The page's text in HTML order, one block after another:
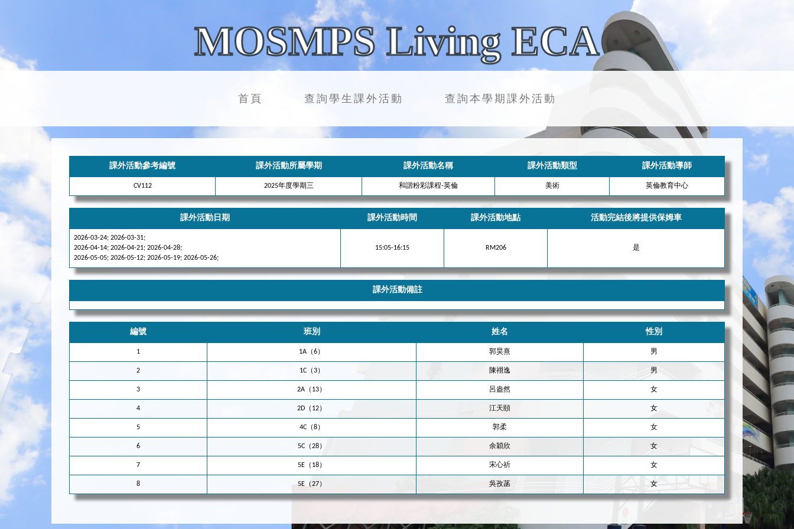
MOSMPS Living ECA
首頁 查詢學生課外活動 查詢本學期課外活動
課外活動參考編號 課外活動所屬學期 課外活動名稱 課外活動類型 課外活動導師
CV112 2025年度學期三 和諧粉彩課程-英倫 美術 英倫教育中心
課外活動日期 課外活動時間 課外活動地點 活動完結後將提供保姆車
2026-03-24; 2026-03-31;
2026-04-14; 2026-04-21; 2026-04-28;
2026-05-05; 2026-05-12; 2026-05-19; 2026-05-26;
15:05-16:15 RM206 是
課外活動備註
編號 班別 姓名 性別
1 1A（6） 郭昊熹 男
2 1C（3） 陳祤逸 男
3 2A（13） 呂盎然 女
4 2D（12） 江天頤 女
5 4C（8） 郭柔 女
6 5C（28） 余穎欣 女
7 5E（18） 宋心祈 女
8 5E（27） 吳孜菡 女